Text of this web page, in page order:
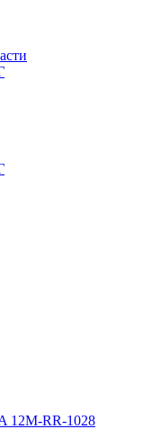
12M-RR-1028